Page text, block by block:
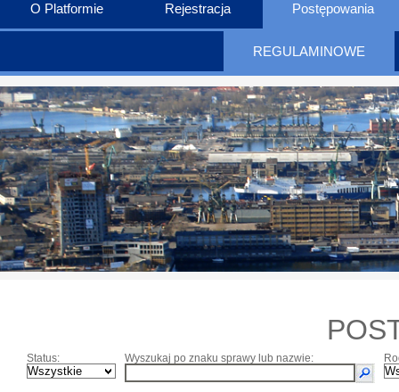
O Platformie Rejestracja Postępowania
REGULAMINOWE
Status: Wyszukaj po znaku sprawy lub nazwie: